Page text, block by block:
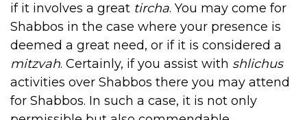
if it involves a great tircha. You may come for
Shabbos in the case where your presence is
deemed a great need, or if it is considered a
mitzvah. Certainly, if you assist with shlichus
activities over Shabbos there you may attend
for Shabbos. In such a case, it is not only